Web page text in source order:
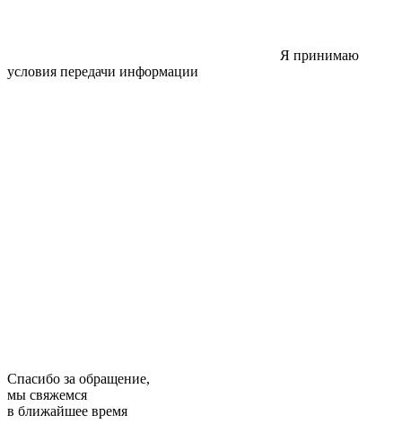
Я принимаю
условия передачи информации
Спасибо за обращение,
мы свяжемся
в ближайшее время